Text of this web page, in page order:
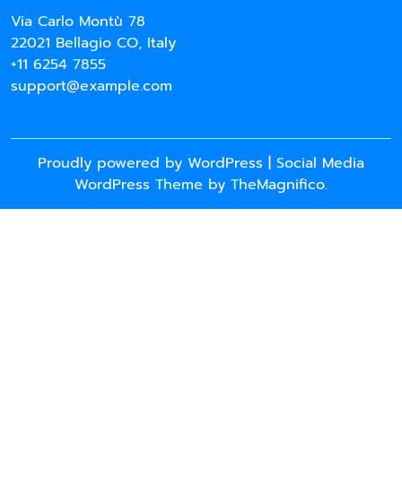
Via Carlo Montù 78
22021 Bellagio CO, Italy
+11 6254 7855
support@example.com
Proudly powered by WordPress | Social Media
WordPress Theme by TheMagnifico.